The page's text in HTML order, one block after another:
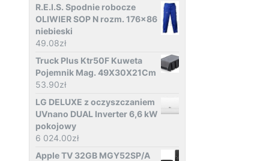
R.E.I.S. Spodnie robocze
OLIWIER SOP N rozm. 176x86
niebieski
49.08zł
Truck Plus Ktr50F Kuweta
Pojemnik Mag. 49X30X21Cm
53.90zł
LG DELUXE z oczyszczaniem
UVnano DUAL Inverter 6,6 kW
pokojowy
6 024.00zł
Apple TV 32GB MGY52SP/A